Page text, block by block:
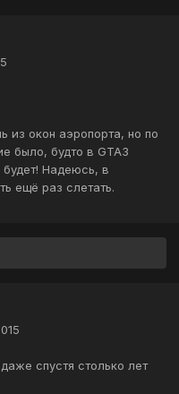
из окон аэропорта, но по
было, будто в GTA3
Надеюсь, в
ещё раз слетать.
спустя столько лет